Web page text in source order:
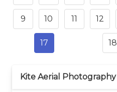
9 10 11 12
17 18
Kite Aerial Photography